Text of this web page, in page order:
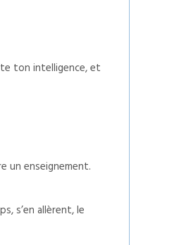
ton intelligence, et
un enseignement.
s’en allèrent, le